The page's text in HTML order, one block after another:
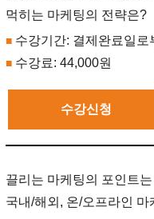
먹히는 마케팅의 전략은?
■ 수강기간: 결제완료일로
■ 수강료: 44,000원
수강신청
끌리는 마케팅의 포인트
국내/해외, 온/오프라인